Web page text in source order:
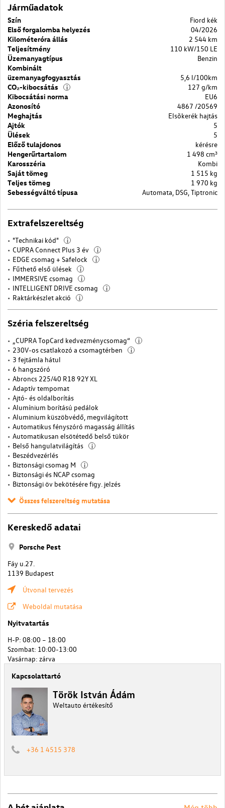
Járműadatok
Szín
Fiord kék
Első forgalomba helyezés
04/2026
Kilométeróra állás
2 544 km
Teljesítmény
110 kW/150 LE
Üzemanyagtípus
Benzin
Kombinált
üzemanyagfogyasztás
5,6 l/100km
CO₂-kibocsátás
i
127 g/km
Kibocsátási norma
EU6
Azonosító
4867 /20569
Meghajtás
Elsõkerék hajtás
Ajtók
5
Ülések
5
Előző tulajdonos
kérésre
Hengerűrtartalom
1 498 cm³
Karosszéria
Kombi
Saját tömeg
1 515 kg
Teljes tömeg
1 970 kg
Sebességváltó típusa
Automata, DSG, Tiptronic
Extrafelszereltség
"Technikai kód" i
CUPRA Connect Plus 3 év i
EDGE csomag + Safelock i
Fűthető első ülések i
IMMERSIVE csomag i
INTELLIGENT DRIVE csomag i
Raktárkészlet akció i
Széria felszereltség
„CUPRA TopCard kedvezménycsomag“ i
230V-os csatlakozó a csomagtérben i
3 fejtámla hátul
6 hangszóró
Abroncs 225/40 R18 92Y XL
Adaptív tempomat
Ajtó- és oldalborítás
Alumínium borítású pedálok
Aluminium küszöbvédő, megvilágított
Automatikus fényszóró magasság állítás
Automatikusan elsötétedő belső tükör
Belső hangulatvilágítás
i
Beszédvezérlés
Biztonsági csomag M
i
Biztonsági és NCAP csomag
Biztonsági öv bekötésére figy. jelzés
Összes felszereltség mutatása
Kereskedő adatai
Porsche Pest
Fáy u.27.
1139 Budapest
Útvonal tervezés
Weboldal mutatása
Nyitvatartás
H-P: 08:00 – 18:00
Szombat: 10:00-13:00
Vasárnap: zárva
Kapcsolattartó
Török István Ádám
Weltauto értékesítő
+36 1 4515 378